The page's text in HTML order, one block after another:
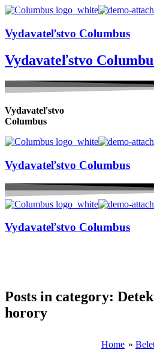
Vydavateľstvo Columbus
Vydavateľstvo
Vydavateľstvo
Columbus
Vydavateľstvo Columbus
Vydavateľstvo Columbus
Home »
Posts in category:
horory